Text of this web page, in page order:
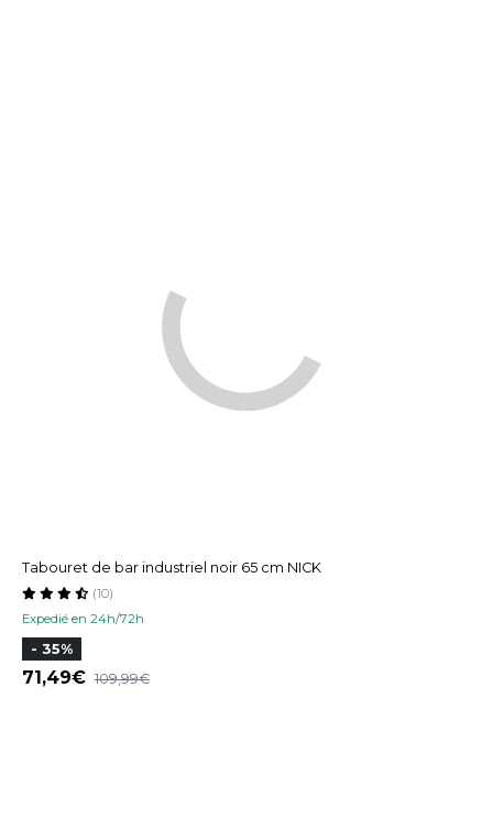
Tabouret de bar industriel noir 65 cm NICK
Expedié en 24h/72h
(10)
- 35%
71,49 109,99